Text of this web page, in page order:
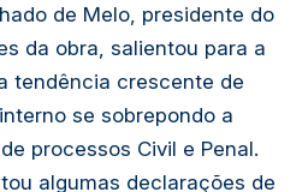
de Melo, presidente do
da obra, salientou para a
tendência crescente de
se sobrepondo a
processos Civil e Penal.
algumas declarações de